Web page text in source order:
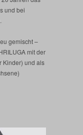
und bei
gemischt –
mit der
Kinder) und als